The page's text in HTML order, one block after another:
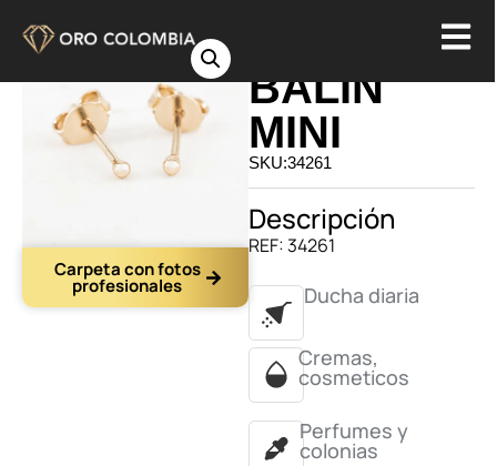
Carpeta con fotos
profesionales
BALIN
MINI
SKU:34261
Descripción
REF: 34261
Ducha diaria
Cremas,
cosmeticos
Perfumes y
colonias